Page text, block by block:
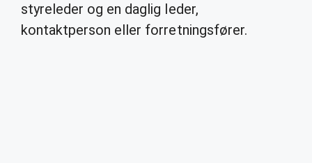
styreleder og en daglig leder,
kontaktperson eller forretningsfører.